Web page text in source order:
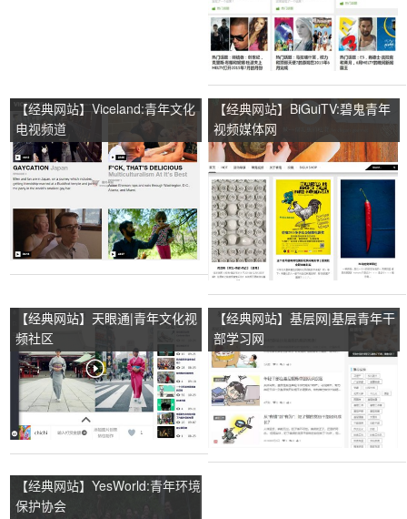
【经典网站】Viceland:青年文化
电视频道
【经典网站】BiGuiTV:碧鬼青年
视频媒体网
【经典网站】天眼通|青年文化视
频社区
【经典网站】基层网|基层青年干
部学习网
【经典网站】YesWorld:青年环境
保护协会